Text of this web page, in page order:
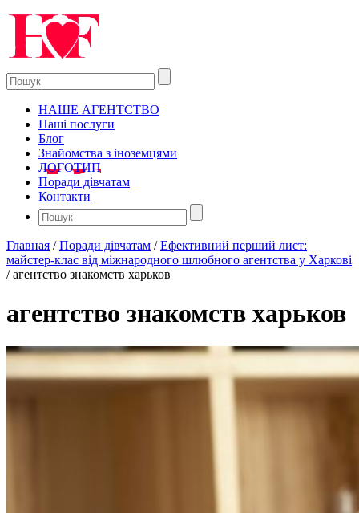
НАШЕ АГЕНТСТВО
Наші послуги
Блог
Знайомства з іноземцями
ЛОГОТИП
Поради дівчатам
Контакти
Главная /Поради дівчатам /Ефективний перший лист:
майстер-клас від міжнародного шлюбного агентства у Харкові
/агентство знакомств харьков
агентство знакомств харьков